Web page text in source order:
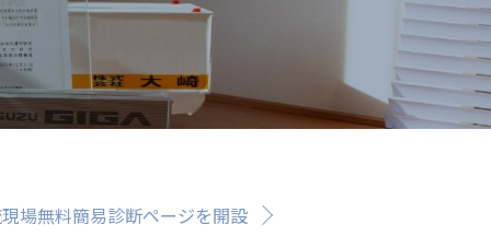
場無料簡易診断ページを開設